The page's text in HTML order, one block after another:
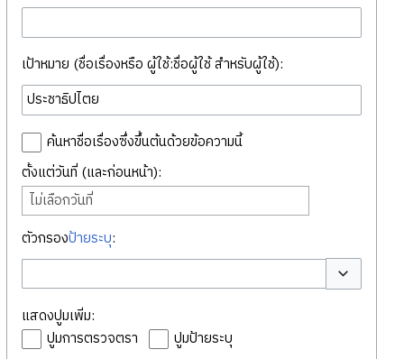
เป้าหมาย (ชื่อเรื่องหรือ ผู้ใช้:ชื่อผู้ใช้ สำหรับผู้ใช้):
ค้นหาชื่อเรื่องซึ่งขึ้นต้นด้วยข้อความนี้
ตั้งแต่วันที่ (และก่อนหน้า):
ไม่เลือกวันที่
ตัวกรองป้ายระบุ:
สลับตัวเลือก
แสดงปูมเพิ่ม:
ปูมการตรวจตรา
ปูมป้ายระบุ